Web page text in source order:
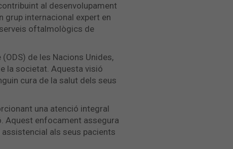
al desenvolupament
grup internacional expert en
oftalmològics de
de les Nacions Unides,
la societat. Aquesta visió
cura de la salut dels seus
una atenció integral
Aquest enfocament assegura
als seus pacients